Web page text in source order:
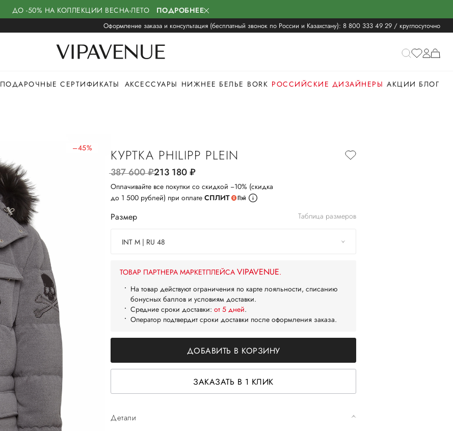
ДО -50% НА КОЛЛЕКЦИИ ВЕСНА-ЛЕТО ПОДРОБНЕЕ
Оформление заказа и консультация (бесплатный звонок по России и Казахстану): 8 800 333 49 29 / круглосуточно
ПОДАРОЧНЫЕ СЕРТИФИКАТЫ АКСЕССУАРЫ НИЖНЕЕ БЕЛЬЕ BORK РОССИЙСКИЕ ДИЗАЙНЕРЫ АКЦИИ БЛОГ
–45% КУРТКА PHILIPP PLEIN
387 600руб.213 180руб.
Оплачивайте все покупки со скидкой −10% (скидка
до 1 500 рублей) при оплате СПЛИТ
Размер Таблица размеров
INT M | RU 48
ТОВАР ПАРТНЕРА МАРКЕТПЛЕЙСА VIPAVENUE.
На товар действуют ограничения по карте лояльности, списанию
бонусных баллов и условиям доставки.
Средние сроки доставки: от 5 дней.
Оператор подтвердит сроки доставки после оформления заказа.
ДОБАВИТЬ В КОРЗИНУ
ЗАКАЗАТЬ В 1 КЛИК
Детали